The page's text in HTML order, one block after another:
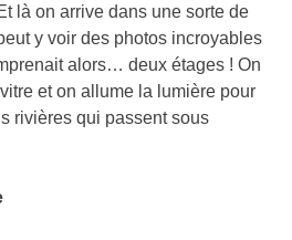
là on arrive dans une sorte de
y voir des photos incroyables
alors… deux étages ! On
et on allume la lumière pour
rivières qui passent sous